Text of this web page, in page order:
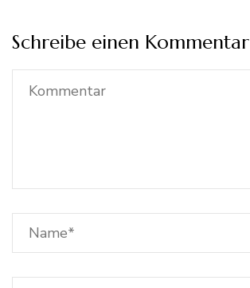
Schreibe einen Kommentar